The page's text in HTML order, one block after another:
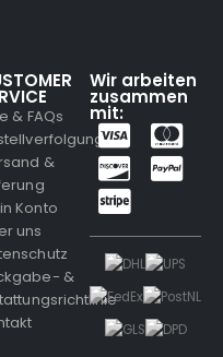
& FAQs
&
Konto
uns
&
Wir arbeiten
zusammen
mit: